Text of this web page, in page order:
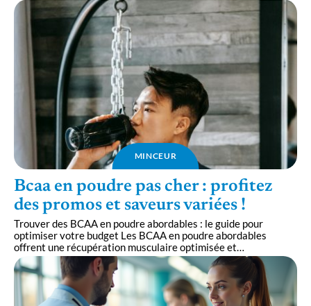
MINCEUR
Bcaa en poudre pas cher : profitez
des promos et saveurs variées !
Trouver des BCAA en poudre abordables : le guide pour
optimiser votre budget Les BCAA en poudre abordables
offrent une récupération musculaire optimisée et…